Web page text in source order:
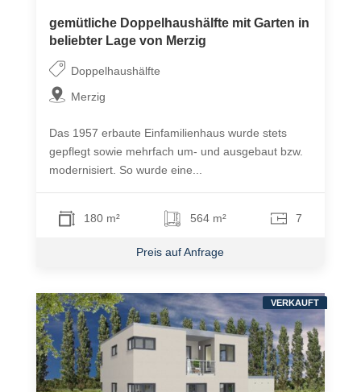
gemütliche Doppelhaushälfte mit Garten in
beliebter Lage von Merzig
Doppelhaushälfte
Merzig
Das 1957 erbaute Einfamilienhaus wurde stets
gepflegt sowie mehrfach um- und ausgebaut bzw.
modernisiert. So wurde eine...
180 m² 564 m² 7
Preis auf Anfrage
VERKAUFT